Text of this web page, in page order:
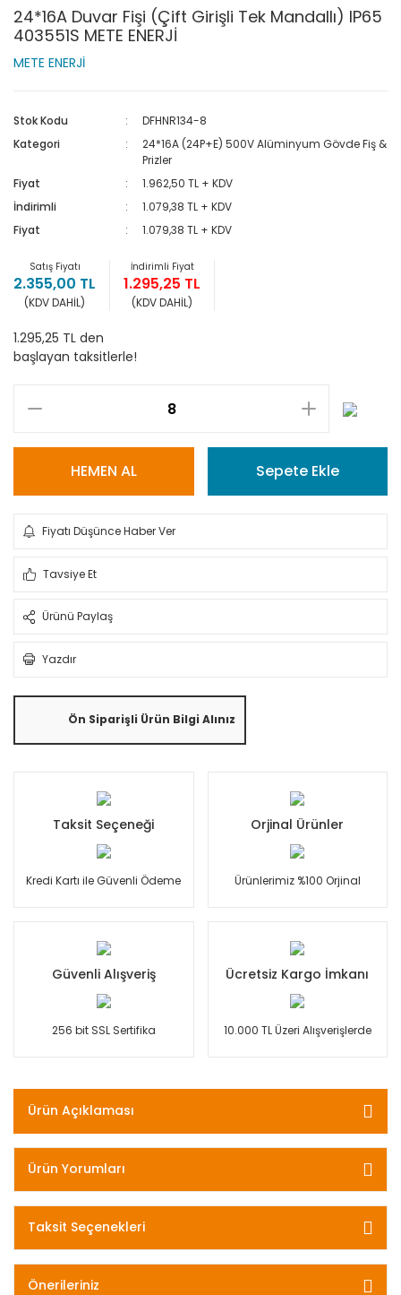
24*16A Duvar Fişi (Çift Girişli Tek Mandallı) IP65
403551S METE ENERJİ
METE ENERJİ
Stok Kodu
DFHNR134-8
Kategori
24*16A (24P+E) 500V Alüminyum Gövde Fiş &
Prizler
Fiyat
1.962,50 TL + KDV
İndirimli
1.079,38 TL + KDV
Fiyat
1.079,38 TL + KDV
Satış Fiyatı
2.355,00 TL
(KDV DAHİL)
İndirimli Fiyat
1.295,25 TL
(KDV DAHİL)
1.295,25 TL den
başlayan taksitlerle!
HEMEN AL Sepete Ekle
Fiyatı Düşünce Haber Ver
Tavsiye Et
Ürünü Paylaş
Yazdır
Ön Siparişli Ürün Bilgi Alınız
Taksit Seçeneği
Kredi Kartı ile Güvenli Ödeme
Orjinal Ürünler
Ürünlerimiz %100 Orjinal
Güvenli Alışveriş
256 bit SSL Sertifika
Ücretsiz Kargo İmkanı
10.000 TL Üzeri Alışverişlerde
Ürün Açıklaması
Ürün Yorumları
Taksit Seçenekleri
Önerileriniz